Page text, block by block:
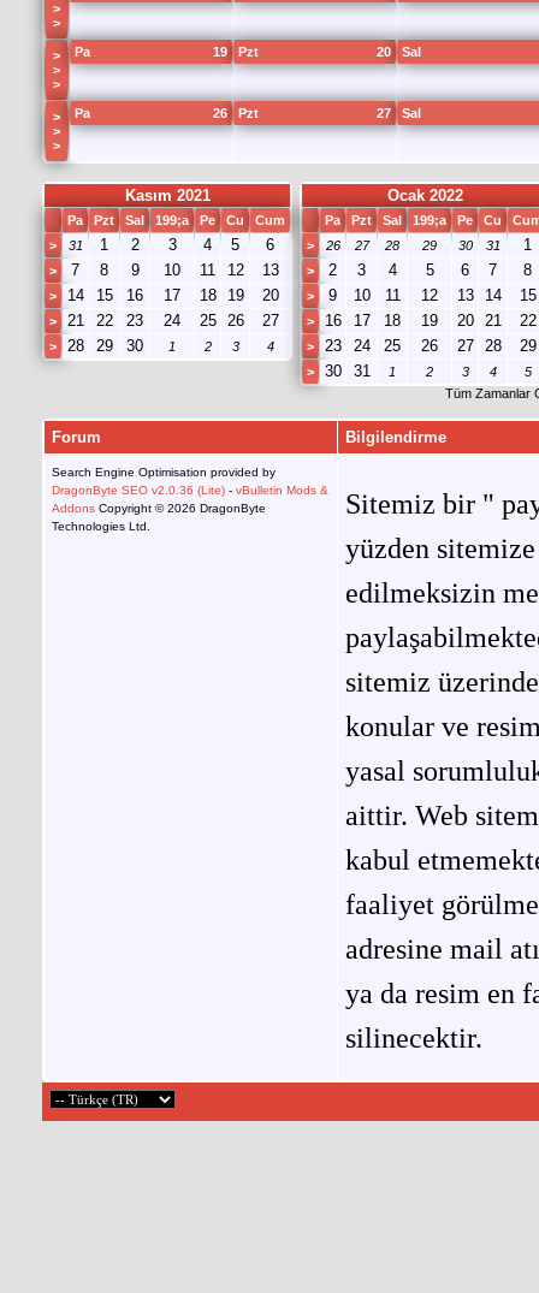
>
>
>
>
>
19
Pa 20
Pzt Sal
>
>
>
26
Pa 27
Pzt Sal
Kasım 2021
Pa Pzt Sal 199;a Pe Cu
Cum
>
31 1 2 3 4 5 6
> 7 8 9 10 11 12 13
> 14 15 16 17 18 19 20
> 21 22 23 24 25 26 27
> 28 29 30 1 2 3 4
Ocak 2022
Pa Pzt Sal 199;a Pe Cu
>
26 27 28 29 30 31 1
> 2 3 4 5 6 7 8
> 9 10 11 12 13 14 15
> 16 17 18 19 20 21 22
> 23 24 25 26 27 28 29
> 30 31 1 2 3 4
5
Tüm Zamanlar
Forum Bilgilendirme
Search Engine Optimisation provided by
DragonByte SEO v2.0.36 (Lite) - vBulletin Mods &
Addons Copyright © 2026 DragonByte
Technologies Ltd.
Sitemiz bir "
yüzden
edilmeksizin
sitemiz
konular ve
yasal
aittir. Web
kabul
faaliyet
adresine mail
ya da resim en
silinecektir.